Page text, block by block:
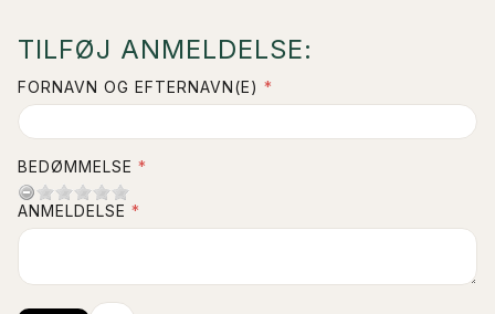
TILFØJ ANMELDELSE:
FORNAVN OG EFTERNAVN(E)
BEDØMMELSE
ANMELDELSE